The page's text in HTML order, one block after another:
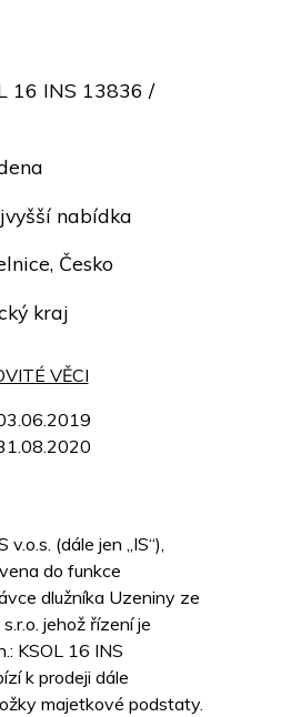
16 INS 13836 /
nabídka
Česko
kraj
VĚCI
(dále jen „IS“),
do funkce
dlužníka Uzeniny ze
jehož řízení je
KSOL 16 INS
k prodeji dále
majetkové podstaty.